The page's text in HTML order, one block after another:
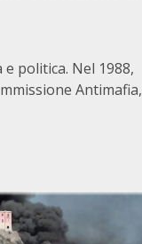
politica. Nel 1988,
Antimafia,